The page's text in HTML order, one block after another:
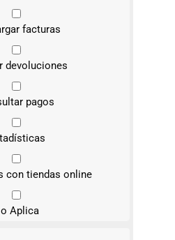
facturas
devoluciones
pagos
con tiendas online
Aplica